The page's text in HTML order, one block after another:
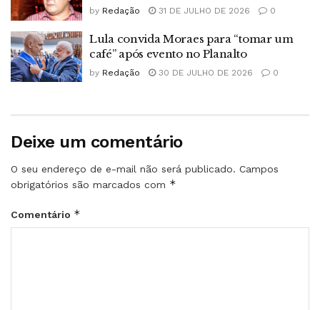
by Redação 31 DE JULHO DE 2026 0
Lula convida Moraes para “tomar um
café” após evento no Planalto
by Redação 30 DE JULHO DE 2026 0
Deixe um comentário
O seu endereço de e-mail não será publicado. Campos
obrigatórios são marcados com *
Comentário *